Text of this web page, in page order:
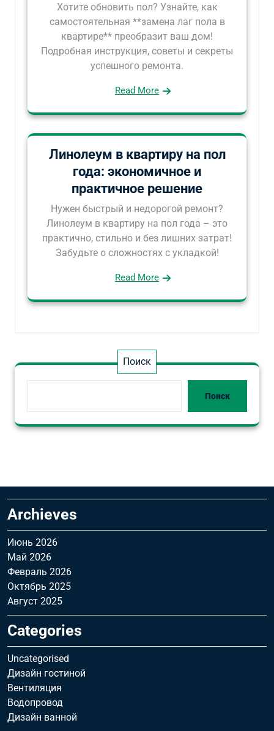
Хотите обновить пол? Узнайте, как
самостоятельная **замена лаг пола в
квартире** преобразит ваш дом!
Подробная инструкция, советы и секреты
успешного ремонта.
Read More
Линолеум в квартиру на пол
года: экономичное и
практичное решение
Нужен быстрый и недорогой ремонт?
Линолеум в квартиру на пол года – это
практично, стильно и без лишних затрат!
Забудьте о сложностях с укладкой!
Read More
Поиск
Поиск
Archieves
Июнь 2026
Май 2026
Февраль 2026
Октябрь 2025
Август 2025
Categories
Uncategorised
Дизайн гостиной
Вентиляция
Водопровод
Дизайн ванной